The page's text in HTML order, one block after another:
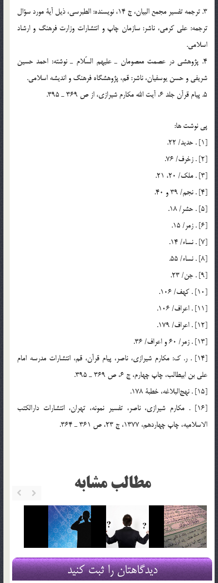
3. ترجمه تفسير مجمع البيان، ج 14، نويسنده: الطبرسي، ذيل آية مورد سؤال
ترجمه: علي كرمي، ناشر: سازمان چاپ و انتشارات وزارت فرهنگ و ارشاد
اسلامي.
4. پژوهشي در عصمت معصومان ـ عليهم السّلام ـ نوشته: احمد حسين
شريفي و حسن يوسفيان، ناشر: قم، پژوهشگاه فرهنگ و انديشه اسلامي.
5. پيام قرآن جلد 6، آيت الله مكارم شيرازي، از ص 369 ـ 395.
پي نوشت ها:
[1] . حديد/ 22.
[2] . زخرف/ 76.
[3] . ملك/ 20، 21.
[4] . نجم/ 39 و 40.
[5] . حشر/ 18.
[6] . زمر/ 15.
[7] . نساء/ 14.
[8] . نساء/ 55.
[9] . جن/ 23.
[10] . كهف/ 106.
[11] . اعراف/ 106.
[12] . اعراف/ 179.
[13] . زمر/ 60 و اعراف/ 36.
[14] . ر. ك: مكارم شيرازي، ناصر، پيام قرآن، قم، انتشارات مدرسه امام
علي بن ابيطالب، چاپ چهارم، ج 6، ص 369 ـ 395.
[15] . نهج‎البلاغه، خطبة 178.
[16] . مكارم شيرازي، ناصر، تفسير نمونه، تهران، انتشارات دارالكتب
الاسلاميه، چاپ چهاردهم، 1377، ج 23، ص 361 ـ 364.
مطالب مشابه
دیدگاهتان را ثبت کنید